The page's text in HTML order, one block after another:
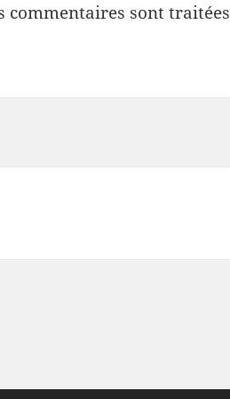
commentaires sont traitées